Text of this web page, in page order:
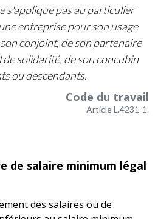
s'applique pas au particulier
entreprise pour son usage
conjoint, de son partenaire
de solidarité, de son concubin
ou descendants.
Code du travail
Article L.4231-1.
de salaire minimum légal
des salaires ou de